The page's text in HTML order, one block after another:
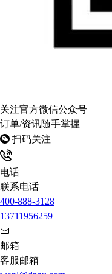
关注官方微信公众号
订单/资讯随手掌握
扫码关注
电话
联系电话
400-888-3128
13711956259
邮箱
客服邮箱